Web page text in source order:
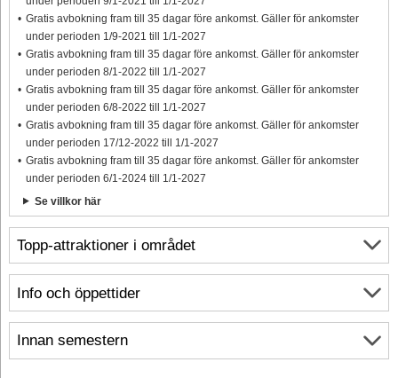
Info och öppettider
Innan semestern
Gratis avbokning fram till 35 dagar före ankomst. Gäller för ankomster
under perioden 1/9-2021 till 1/1-2027
Gratis avbokning fram till 35 dagar före ankomst. Gäller för ankomster
under perioden 8/1-2022 till 1/1-2027
Gratis avbokning fram till 35 dagar före ankomst. Gäller för ankomster
under perioden 6/8-2022 till 1/1-2027
Gratis avbokning fram till 35 dagar före ankomst. Gäller för ankomster
under perioden 17/12-2022 till 1/1-2027
Gratis avbokning fram till 35 dagar före ankomst. Gäller för ankomster
under perioden 6/1-2024 till 1/1-2027
Se villkor här
Topp-attraktioner i området